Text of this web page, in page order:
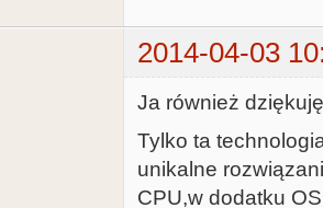
2014-04-03
Ja również
Tylko ta
unikalne
CPU,w dodatku